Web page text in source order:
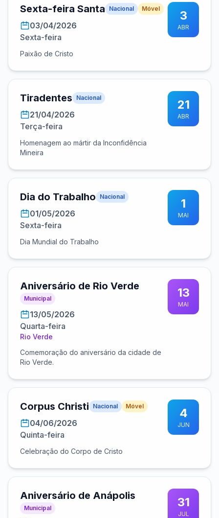
Sexta-feira Santa Nacional Móvel
03/04/2026
Sexta-feira
Paixão de Cristo
3
ABR
Tiradentes Nacional
21/04/2026
Terça-feira
Homenagem ao mártir da Inconfidência
Mineira
21
ABR
Dia do Trabalho Nacional
01/05/2026
Sexta-feira
Dia Mundial do Trabalho
1
MAI
Aniversário de Rio Verde
Municipal
13/05/2026
Quarta-feira
Rio Verde
Comemoração do aniversário da cidade de
Rio Verde.
13
MAI
Corpus Christi Nacional Móvel
04/06/2026
Quinta-feira
Celebração do Corpo de Cristo
4
JUN
Aniversário de Anápolis
Municipal 31
JUL